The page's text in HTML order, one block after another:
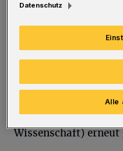
Er vertritt die
Gremium bereits
Als seine
(Vertreterin der
Dr. Peter Wiesen
Wissenschaft) erneut
Datenschutz
Alle